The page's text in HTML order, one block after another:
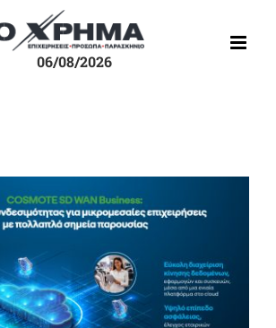
06/08/2026